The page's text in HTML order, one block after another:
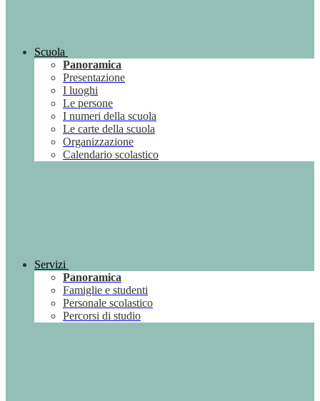
Scuola
Panoramica
Presentazione
I luoghi
Le persone
I numeri della scuola
Le carte della scuola
Organizzazione
Calendario scolastico
Servizi
Panoramica
Famiglie e studenti
Personale scolastico
Percorsi di studio